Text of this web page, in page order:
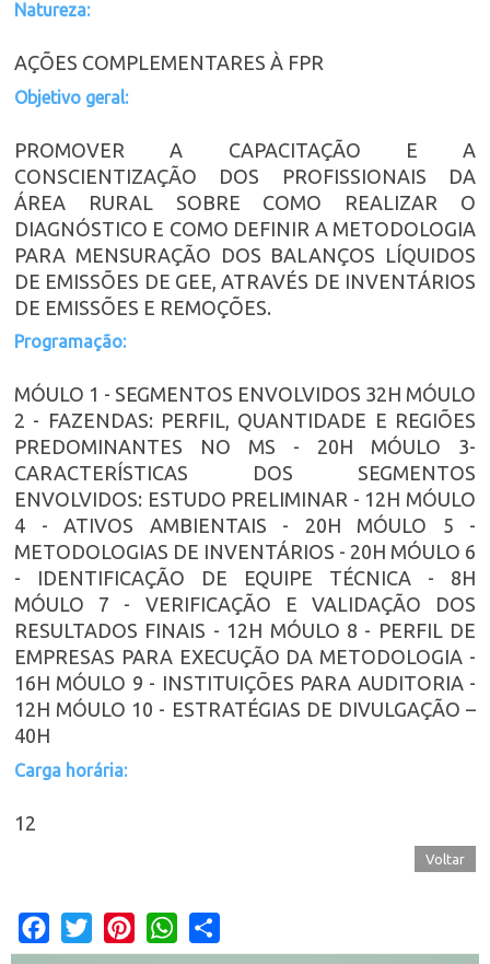
Natureza:
AÇÕES COMPLEMENTARES À FPR
Objetivo geral:
PROMOVER A CAPACITAÇÃO E A
CONSCIENTIZAÇÃO DOS PROFISSIONAIS DA
ÁREA RURAL SOBRE COMO REALIZAR O
DIAGNÓSTICO E COMO DEFINIR A METODOLOGIA
PARA MENSURAÇÃO DOS BALANÇOS LÍQUIDOS
DE EMISSÕES DE GEE, ATRAVÉS DE INVENTÁRIOS
DE EMISSÕES E REMOÇÕES.
Programação:
MÓULO 1 - SEGMENTOS ENVOLVIDOS 32H MÓULO
2 - FAZENDAS: PERFIL, QUANTIDADE E REGIÕES
PREDOMINANTES NO MS - 20H MÓULO 3-
CARACTERÍSTICAS DOS SEGMENTOS
ENVOLVIDOS: ESTUDO PRELIMINAR - 12H MÓULO
4 - ATIVOS AMBIENTAIS - 20H MÓULO 5 -
METODOLOGIAS DE INVENTÁRIOS - 20H MÓULO 6
- IDENTIFICAÇÃO DE EQUIPE TÉCNICA - 8H
MÓULO 7 - VERIFICAÇÃO E VALIDAÇÃO DOS
RESULTADOS FINAIS - 12H MÓULO 8 - PERFIL DE
EMPRESAS PARA EXECUÇÃO DA METODOLOGIA -
16H MÓULO 9 - INSTITUIÇÕES PARA AUDITORIA -
12H MÓULO 10 - ESTRATÉGIAS DE DIVULGAÇÃO –
40H
Carga horária:
12
Voltar
Facebook
Twitter PinterestWhatsApp